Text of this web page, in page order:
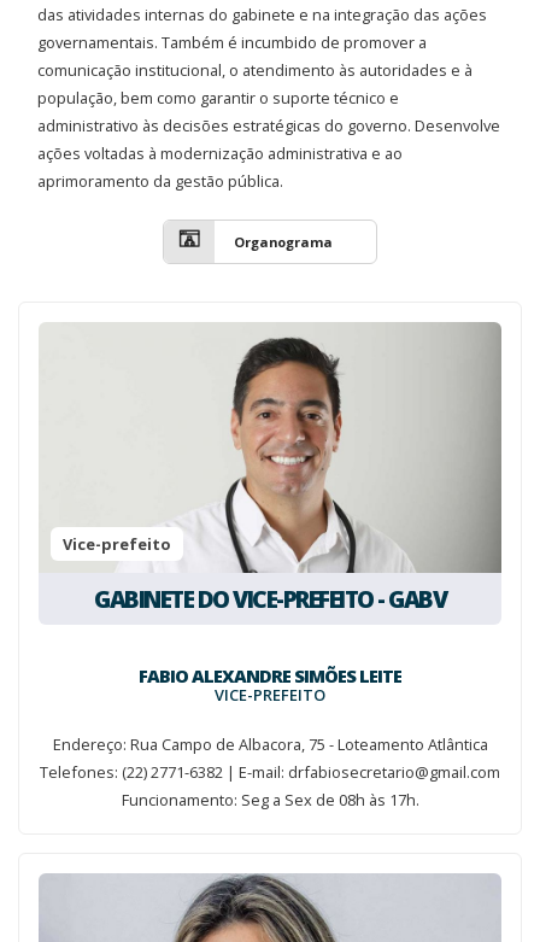
das atividades internas do gabinete e na integração das ações
governamentais. Também é incumbido de promover a
comunicação institucional, o atendimento às autoridades e à
população, bem como garantir o suporte técnico e
administrativo às decisões estratégicas do governo. Desenvolve
ações voltadas à modernização administrativa e ao
aprimoramento da gestão pública.
Organograma
Vice-prefeito
GABINETE DO VICE-PREFEITO - GABV
FABIO ALEXANDRE SIMÕES LEITE
VICE-PREFEITO
Endereço: Rua Campo de Albacora, 75 - Loteamento Atlântica
Telefones: (22) 2771-6382 | E-mail: drfabiosecretario@gmail.com
Funcionamento: Seg a Sex de 08h às 17h.